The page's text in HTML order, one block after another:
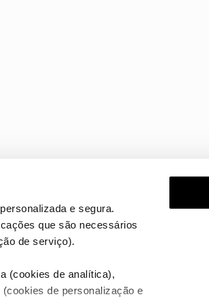
e segura.
que são necessários
de serviço).
(cookies de analítica),
de personalização e